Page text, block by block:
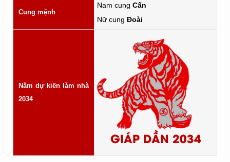
Cung mệnh
Nam cung Cấn
Nữ cung Đoài
Năm dự kiến làm nhà
2034
GIÁP DẦN 2034